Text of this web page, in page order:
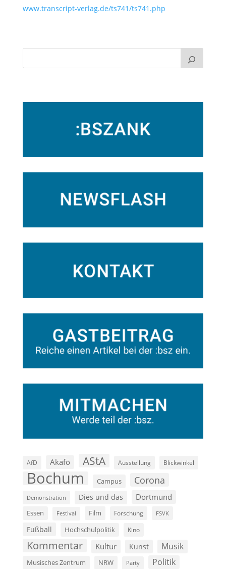
www.transcript-verlag.de/ts741/ts741.php
AfD Akafö AStA Ausstellung Blickwinkel
Bochum Campus Corona
Demonstration Diës und das Dortmund
Essen Festival Film Forschung FSVK
Fußball Hochschulpolitik Kino
Kommentar Kultur Kunst Musik
Musisches Zentrum NRW Party Politik